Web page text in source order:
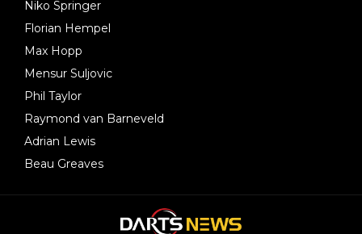
Niko Springer
Florian Hempel
Max Hopp
Mensur Suljovic
Phil Taylor
Raymond van Barneveld
Adrian Lewis
Beau Greaves